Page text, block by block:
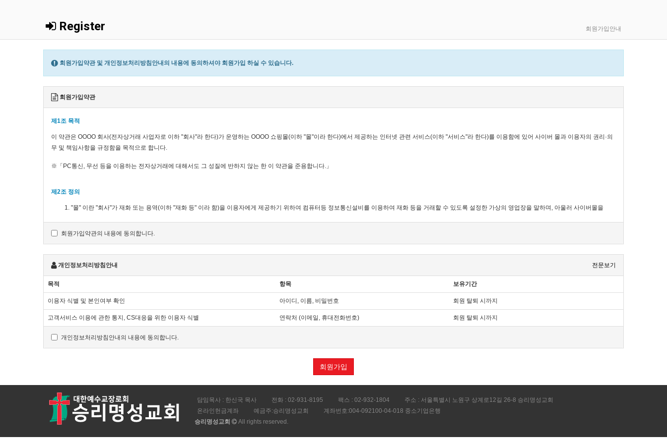
Register 회원가입안내
회원가입약관 및 개인정보처리방침안내의 내용에 동의하셔야 회원가입 하실 수 있습니다.
회원가입약관
제1조 목적
이 약관은 OOOO 회사(전자상거래 사업자로 이하 "회사"라 한다)가 운영하는 OOOO 쇼핑몰(이하 "몰"이라 한다)에서 제공하는 인터넷 관련 서비스(이하 "서비스"라 한다)를 이용함에 있어 사이버 몰과 이용자의 권리·의
무 및 책임사항을 규정함을 목적으로 합니다.
※「PC통신, 무선 등을 이용하는 전자상거래에 대해서도 그 성질에 반하지 않는 한 이 약관을 준용합니다.」
제2조 정의
"몰" 이란 "회사"가 재화 또는 용역(이하 "재화 등" 이라 함)을 이용자에게 제공하기 위하여 컴퓨터등 정보통신설비를 이용하여 재화 등을 거래할 수 있도록 설정한 가상의 영업장을 말하며, 아울러 사이버몰을
"이용자"란 "몰"에 접속하여 이 약관에 따라 "몰"이 제공하는 서비스를 받는 회원 및 비회원을 말합니다.
제3조 약관 등의 명시와 설명 및 개정
"몰"은 이 약관의 내용과 상호 및 대표자 성명, 영업소 소재지 주소(소비자의 불만을 처리할 수 있는 곳의 주소를 포함), 전화번호·모사전송번호·전자우편주소, 사업자등록번호, 통신판매업 신고번호,
개인정보관리책임자 등을 이용자가 쉽게 알 수 있도록 사이버몰의 초기 서비스화면(전면)에 게시합니다. 다만, 약관의 내용은 이용자가 연결화면을 통하여 볼 수 있도록 할 수 있습니다.
"몰"은 이용자가 약관에 동의하기에 앞서 약관에 정하여져 있는 내용 중 청약철회·배송책임·환불조건 등과 같은 중요한 내용을 이용자가 이해할 수 있도록 별도의 연결화면 또는 팝업화면 등을 제공하여
이용자의 확인을 구하여야 합니다.
"몰"은 「전자상거래 등에서의 소비자보호에 관한 법률」, 「약관의 규제에 관한 법률」, 「전자문서 및 전자거래기본법」, 「전자금융거래법」, 「전자서명법」, 「정보통신망 이용촉진 및 정보보호 등에 관한
법률」, 「방문판매 등에 관한 법률」, 「소비자기본법」 등 관련 법을 위배하지 않는 범위에서 이 약관을 개정할 수 있습니다.
"몰"이 약관을 개정할 경우에는 적용일자 및 개정사유를 명시하여 현행약관과 함께 몰의 초기화면에 그 적용일자 7일 이전부터 적용일자 전일까지 공지합니다. 다만, 이용자에게 불리하게 약관내용을 변경하는
경우에는 최소한 30일 이상의 사전 유예기간을 두고 공지합니다. 이 경우 "몰“은 개정 전 내용과 개정 후 내용을 명확하게 비교하여 이용자가 알기 쉽도록 표시합니다.
이 약관에서 정하지 아니한 사항과 이 약관의 해석에 관하여는 전자상거래 등에서의 소비자보호에 관한 법률, 약관의 규제 등에 관한 법률, 공정거래위원회가 정하는 「전자상거래 등에서의 소비자 보호지침」
및 관계법령 또는 상관례에 따릅니다.
제4조 서비스의 제공 및 변경
회원가입약관의 내용에 동의합니다.
전문보기
개인정보처리방침안내
목적 항목 보유기간
이용자 식별 및 본인여부 확인 아이디, 이름, 비밀번호 회원 탈퇴 시까지
고객서비스 이용에 관한 통지, CS대응을 위한 이용자 식별 연락처 (이메일, 휴대전화번호) 회원 탈퇴 시까지
개인정보처리방침안내의 내용에 동의합니다.
회원가입
담임목사 : 한신국 목사 전화 : 02-931-8195 팩스 : 02-932-1804
주소 : 서울특별시 노원구 상계로12길 26-8 승리명성교회
온라인헌금계좌
예금주:승리명성교회
계좌번호:004-092100-04-018 중소기업은행
승리명성교회
All rights reserved.